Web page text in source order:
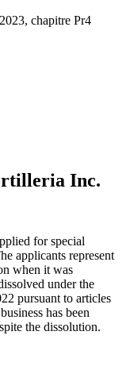
chapitre Pr4
Inc.
for special
applicants represent
when it was
under the
pursuant to articles
has been
the dissolution.